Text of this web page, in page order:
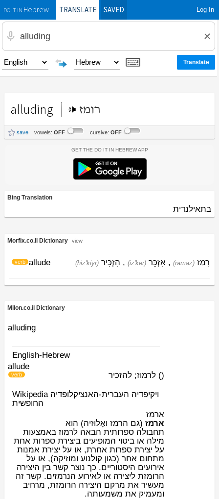
DO IT INHebrewTRANSLATE SAVED Log In
alluding רומז
save vowels: OFF cursive: OFF
Get the Do It In Hebrew App
Bing Translation
בתאילנדית
Morfix.co.il Dictionary view
allude
verb (ramaz) רָמַז ,
(iz'ker) אִזְכֵּר ,
(hiz'kiyr) הִזְכִּיר
Milon.co.il Dictionary
alluding
English-Hebrew
allude
(
verb ) לרמוז; להזכיר
Wikipedia ויקיפדיה העברית-האנציקלופדיה
החופשית
ארמז
ארמז (גם הרמז ואָלוּזיה) הוא
תחבולה ספרותית הבאה לרמוז באמצעות
מילה או ביטוי המופיעים ביצירת ספרות אחת
על יצירת ספרות אחרת, או על יצירת אמנות
מתחום אחר (כגון קולנוע ומוזיקה), או על
אירועים היסטוריים. כך נוצר קשר בין היצירה
הרומזת ליצירה או לאירוע הנרמזים. קשר זה
מעשיר את מרקם היצירה הרומזת, מרחיב
ומעמיק את משמעותה.